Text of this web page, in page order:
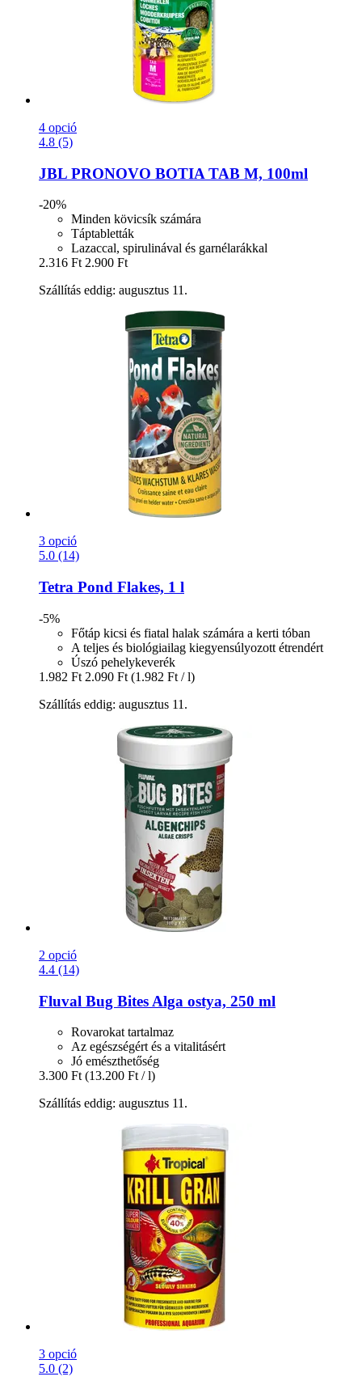
4 opció
4.8 (5)
JBL PRONOVO BOTIA TAB M, 100ml
-20%
Minden kövicsík számára
Táptabletták
Lazaccal, spirulinával és garnélarákkal
2.316 Ft 2.900 Ft
Szállítás eddig: augusztus 11.
3 opció
5.0 (14)
Tetra Pond Flakes, 1 l
-5%
Főtáp kicsi és fiatal halak számára a kerti tóban
A teljes és biológiailag kiegyensúlyozott étrendért
Úszó pehelykeverék
1.982 Ft 2.090 Ft (1.982 Ft / l)
Szállítás eddig: augusztus 11.
2 opció
4.4 (14)
Fluval Bug Bites Alga ostya, 250 ml
Rovarokat tartalmaz
Az egészségért és a vitalitásért
Jó emészthetőség
3.300 Ft (13.200 Ft / l)
Szállítás eddig: augusztus 11.
3 opció
5.0 (2)